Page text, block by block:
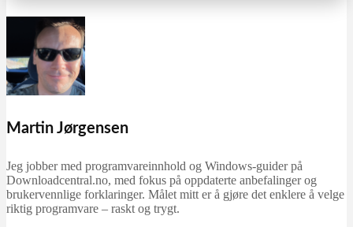
Martin Jørgensen
Jeg jobber med programvareinnhold og Windows-guider på
Downloadcentral.no, med fokus på oppdaterte anbefalinger og
brukervennlige forklaringer. Målet mitt er å gjøre det enklere å velge
riktig programvare – raskt og trygt.